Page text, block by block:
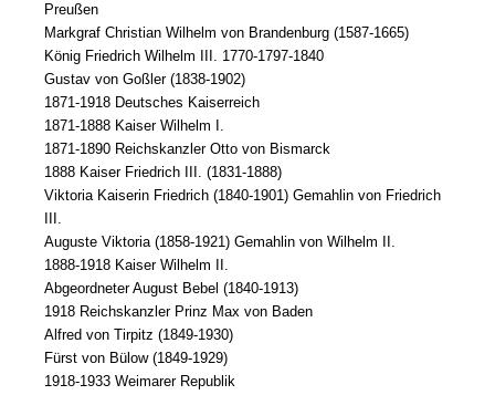
Preußen
Markgraf Christian Wilhelm von Brandenburg (1587-1665)
König Friedrich Wilhelm III. 1770-1797-1840
Gustav von Goßler (1838-1902)
1871-1918 Deutsches Kaiserreich
1871-1888 Kaiser Wilhelm I.
1871-1890 Reichskanzler Otto von Bismarck
1888 Kaiser Friedrich III. (1831-1888)
Viktoria Kaiserin Friedrich (1840-1901) Gemahlin von Friedrich
III.
Auguste Viktoria (1858-1921) Gemahlin von Wilhelm II.
1888-1918 Kaiser Wilhelm II.
Abgeordneter August Bebel (1840-1913)
1918 Reichskanzler Prinz Max von Baden
Alfred von Tirpitz (1849-1930)
Fürst von Bülow (1849-1929)
1918-1933 Weimarer Republik